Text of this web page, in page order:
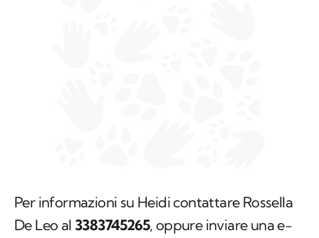
Per informazioni su Heidi contattare Rossella
De Leo al 3383745265, oppure inviare una e-